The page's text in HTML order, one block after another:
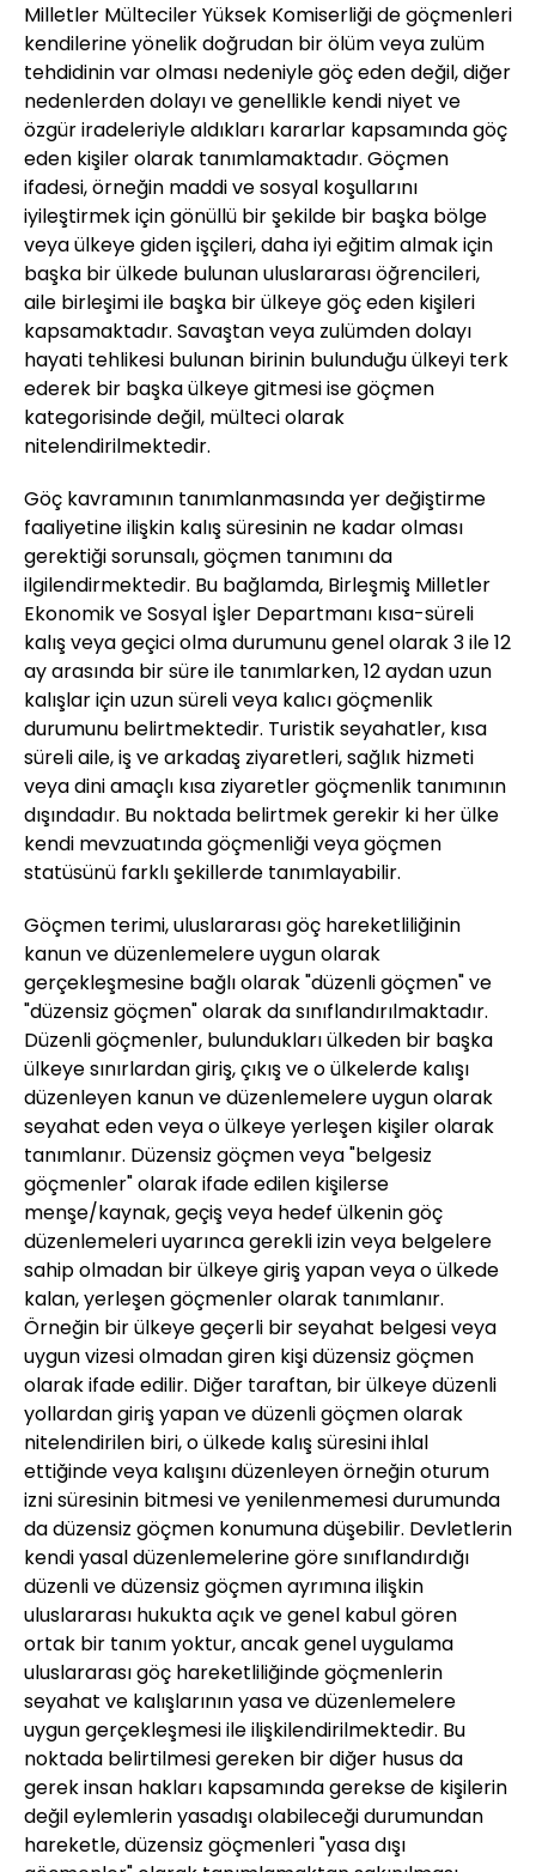
Milletler Mülteciler Yüksek Komiserliği de göçmenleri
kendilerine yönelik doğrudan bir ölüm veya zulüm
tehdidinin var olması nedeniyle göç eden değil, diğer
nedenlerden dolayı ve genellikle kendi niyet ve
özgür iradeleriyle aldıkları kararlar kapsamında göç
eden kişiler olarak tanımlamaktadır. Göçmen
ifadesi, örneğin maddi ve sosyal koşullarını
iyileştirmek için gönüllü bir şekilde bir başka bölge
veya ülkeye giden işçileri, daha iyi eğitim almak için
başka bir ülkede bulunan uluslararası öğrencileri,
aile birleşimi ile başka bir ülkeye göç eden kişileri
kapsamaktadır. Savaştan veya zulümden dolayı
hayati tehlikesi bulunan birinin bulunduğu ülkeyi terk
ederek bir başka ülkeye gitmesi ise göçmen
kategorisinde değil, mülteci olarak
nitelendirilmektedir.
Göç kavramının tanımlanmasında yer değiştirme
faaliyetine ilişkin kalış süresinin ne kadar olması
gerektiği sorunsalı, göçmen tanımını da
ilgilendirmektedir. Bu bağlamda, Birleşmiş Milletler
Ekonomik ve Sosyal İşler Departmanı kısa-süreli
kalış veya geçici olma durumunu genel olarak 3 ile 12
ay arasında bir süre ile tanımlarken, 12 aydan uzun
kalışlar için uzun süreli veya kalıcı göçmenlik
durumunu belirtmektedir. Turistik seyahatler, kısa
süreli aile, iş ve arkadaş ziyaretleri, sağlık hizmeti
veya dini amaçlı kısa ziyaretler göçmenlik tanımının
dışındadır. Bu noktada belirtmek gerekir ki her ülke
kendi mevzuatında göçmenliği veya göçmen
statüsünü farklı şekillerde tanımlayabilir.
Göçmen terimi, uluslararası göç hareketliliğinin
kanun ve düzenlemelere uygun olarak
gerçekleşmesine bağlı olarak "düzenli göçmen" ve
"düzensiz göçmen" olarak da sınıflandırılmaktadır.
Düzenli göçmenler, bulundukları ülkeden bir başka
ülkeye sınırlardan giriş, çıkış ve o ülkelerde kalışı
düzenleyen kanun ve düzenlemelere uygun olarak
seyahat eden veya o ülkeye yerleşen kişiler olarak
tanımlanır. Düzensiz göçmen veya "belgesiz
göçmenler" olarak ifade edilen kişilerse
menşe/kaynak, geçiş veya hedef ülkenin göç
düzenlemeleri uyarınca gerekli izin veya belgelere
sahip olmadan bir ülkeye giriş yapan veya o ülkede
kalan, yerleşen göçmenler olarak tanımlanır.
Örneğin bir ülkeye geçerli bir seyahat belgesi veya
uygun vizesi olmadan giren kişi düzensiz göçmen
olarak ifade edilir. Diğer taraftan, bir ülkeye düzenli
yollardan giriş yapan ve düzenli göçmen olarak
nitelendirilen biri, o ülkede kalış süresini ihlal
ettiğinde veya kalışını düzenleyen örneğin oturum
izni süresinin bitmesi ve yenilenmemesi durumunda
da düzensiz göçmen konumuna düşebilir. Devletlerin
kendi yasal düzenlemelerine göre sınıflandırdığı
düzenli ve düzensiz göçmen ayrımına ilişkin
uluslararası hukukta açık ve genel kabul gören
ortak bir tanım yoktur, ancak genel uygulama
uluslararası göç hareketliliğinde göçmenlerin
seyahat ve kalışlarının yasa ve düzenlemelere
uygun gerçekleşmesi ile ilişkilendirilmektedir. Bu
noktada belirtilmesi gereken bir diğer husus da
gerek insan hakları kapsamında gerekse de kişilerin
değil eylemlerin yasadışı olabileceği durumundan
hareketle, düzensiz göçmenleri "yasa dışı